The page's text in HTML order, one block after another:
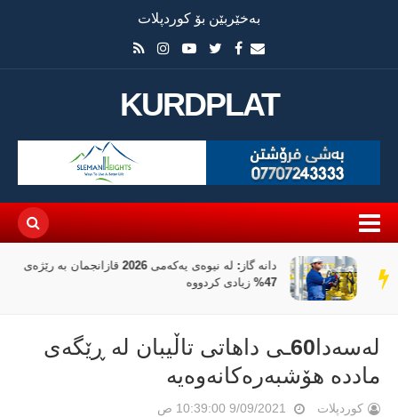
بەخێربێن بۆ کوردپلات
KURDPLAT
سەر
دێڕ
دانە گاز: لە نیوەی یەکەمی 2026 قازانجمان بە رێژەی
له‌سه‌دا60ـی داھاتی تاڵیبان لە ڕێگەی
ماددە ھۆشبەرەکانەوەیە
کوردپلات 9/09/2021 10:39:00 ص